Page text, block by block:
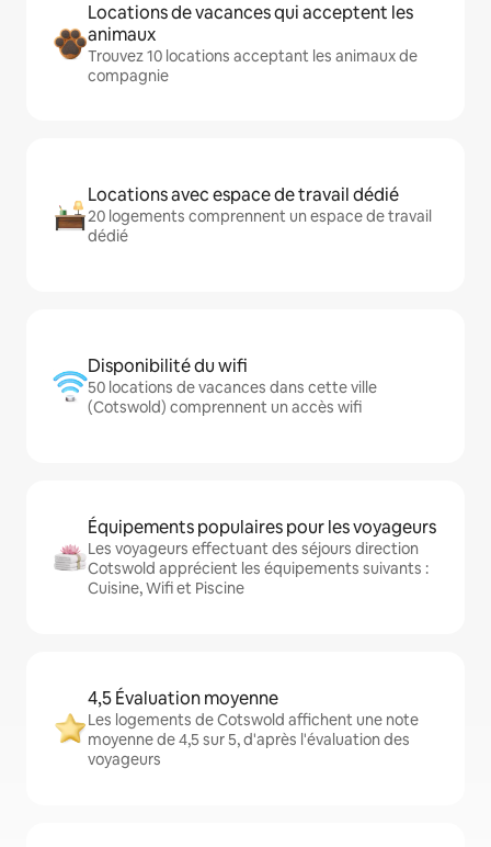
Locations de vacances qui acceptent les
animaux
Trouvez 10 locations acceptant les animaux de
compagnie
Locations avec espace de travail dédié
20 logements comprennent un espace de travail
dédié
Disponibilité du wifi
50 locations de vacances dans cette ville
(Cotswold) comprennent un accès wifi
Équipements populaires pour les voyageurs
Les voyageurs effectuant des séjours direction
Cotswold apprécient les équipements suivants :
Cuisine, Wifi et Piscine
4,5 Évaluation moyenne
Les logements de Cotswold affichent une note
moyenne de 4,5 sur 5, d'après l'évaluation des
voyageurs